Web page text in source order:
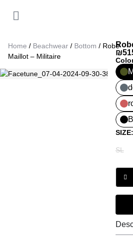
Home / Beachwear / Bottom / Robe
Maillot – Militaire
₪
SIZE:
SL
Orders
Addresses